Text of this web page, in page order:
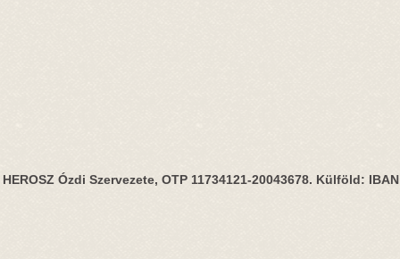
HEROSZ Ózdi Szervezete, OTP 11734121-20043678. Külföld: